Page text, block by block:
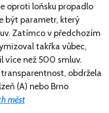
oproti loňsku propadlo
být parametr, který
Zatímco v předchozím
takřka vůbec,
více než 500 smluv.
obdržela
(A) nebo Brno
měst